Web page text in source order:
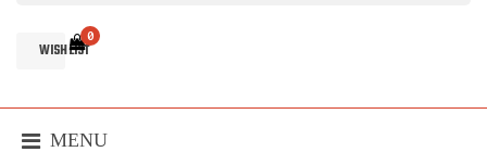
WISH LIST
0
MENU